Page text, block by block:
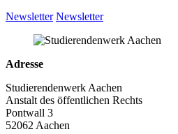
Newsletter Newsletter
Adresse
Studierendenwerk Aachen
Anstalt des öffentlichen Rechts
Pontwall 3
52062 Aachen